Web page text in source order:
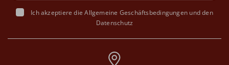
Ich akzeptiere dieAllgemeine Geschäftsbedingungen und den
Datenschutz